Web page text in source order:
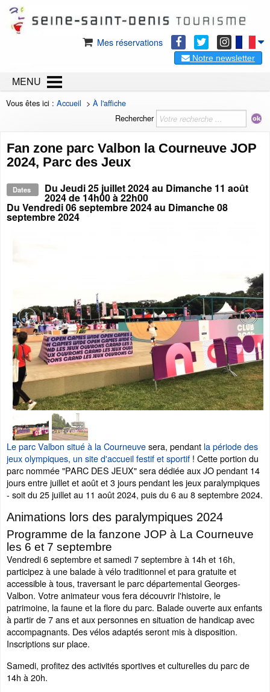
Mes réservations
Notre newsletter
MENU
Vous êtes ici : Accueil > À l'affiche
Rechercher
Fan zone parc Valbon la Courneuve JOP
2024, Parc des Jeux
Dates Du Jeudi 25 juillet 2024au Dimanche 11 août
2024de 14h00 à 22h00
Du Vendredi 06 septembre 2024au Dimanche 08
septembre 2024
Le parc Valbon situé à la Courneuvesera, pendant la période des
jeux olympiques, un site d'accueil festif et sportif ! Cette portion du
parc nommée "PARC DES JEUX" sera dédiée aux JO pendant 14
jours entre juillet et août et 3 jours pendant les jeux paralympiques
- soit du 25 juillet au 11 août 2024, puis du 6 au 8 septembre 2024.
Animations lors des paralympiques 2024
Programme de la fanzone JOP à La Courneuve
les 6 et 7 septembre
Vendredi 6 septembre et samedi 7 septembre à 14h et 16h,
participez à une balade à vélo traditionnel et para gratuite et
accessible à tous, traversant le parc départemental Georges-
Valbon. Votre animateur vous fera découvrir l'histoire, le
patrimoine, la faune et la flore du parc. Balade ouverte aux enfants
à partir de 7 ans et aux personnes en situation de handicap avec
accompagnants. Des vélos adaptés seront mis à disposition.
Inscriptions sur place.
Samedi, profitez des activités sportives et culturelles du parc de
14h à 20h.